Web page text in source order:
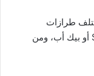
طرازات
السيارات الأمريكية سواء كانت سيدان أو SUV أو بيك أب، ومن